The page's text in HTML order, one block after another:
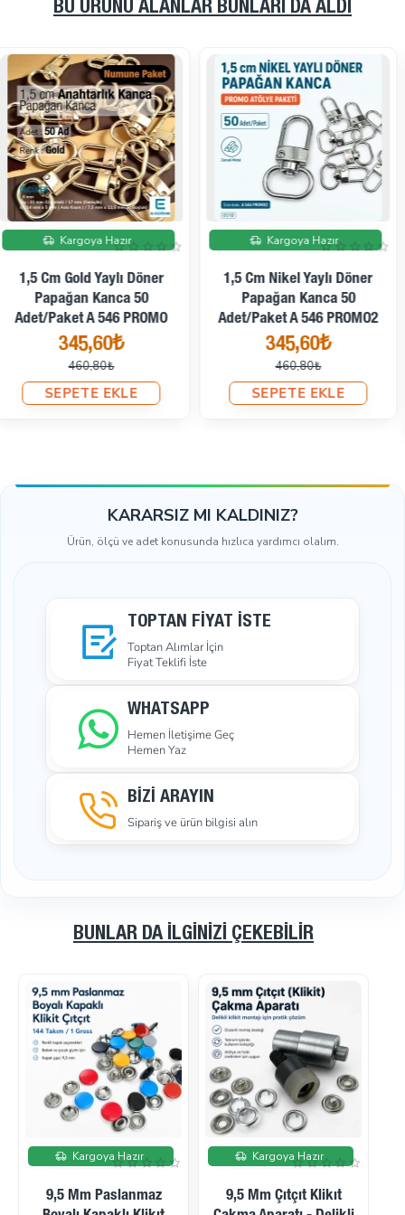
BU ÜRÜNÜ ALANLAR BUNLARI DA ALDI
İndirimde
Kargoya Hazır
10 Mm Anahtarlık Kancası -
Paris Kanca Yaylı Döner
Kancalar - Papağan Kanca
(100 Adet/Paket) S1351
249,22₺
336,34₺
İndirimde
Ücretsiz Kargo
Kargoya Hazır
10 Mm Gold Zamak Sütyen
Askı Ayar Tokası Ve Halkası
500 Set PBT0006PROMO
2.696,76₺
3.278,88₺
KARARSIZ MI KALDINIZ?
Ürün, ölçü ve adet konusunda hızlıca yardımcı olalım.
TOPTAN FIYAT İSTE
Toptan Alımlar İçin
Fiyat Teklifi İste
WHATSAPP
Hemen İletişime Geç
Hemen Yaz
BİZİ ARAYIN
Sipariş ve ürün bilgisi alın
BUNLAR DA İLGINIZI ÇEKEBILIR
İndirimde
Kargoya Hazır
Tulumba El Presi
İndirimde
Kargoya Hazır
10.5mm Delikli Klikit